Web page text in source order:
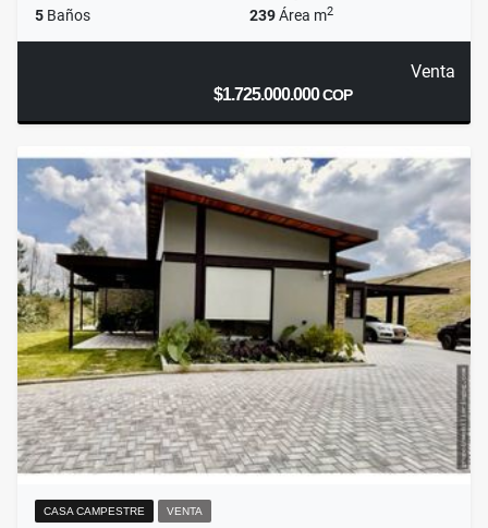
5 Baños 239Área m2
Venta
$1.725.000.000COP
CASA CAMPESTRE VENTA